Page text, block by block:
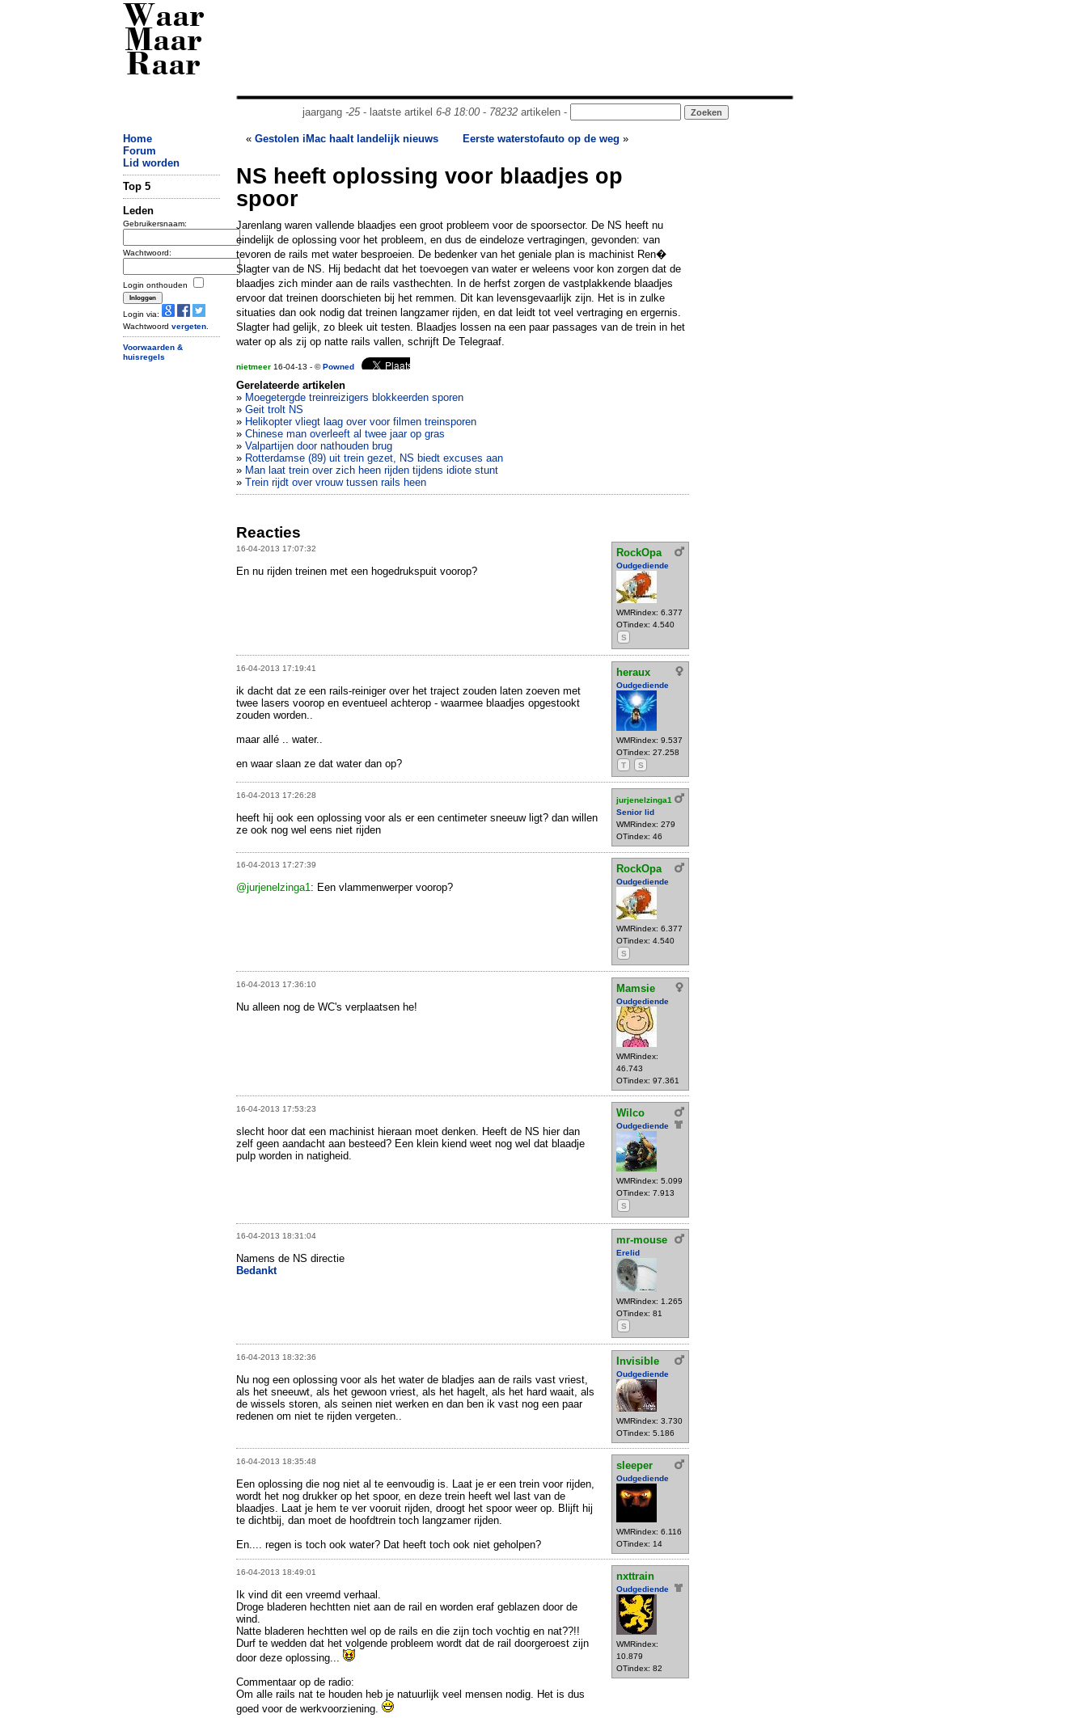
Waar
Maar
Raar
jaargang -25- laatste artikel 6-8 18:00- 78232artikelen -
Home
Forum
Lid worden
Top 5
Leden
Gebruikersnaam:
Wachtwoord:
Login onthouden
Login via:
Wachtwoord vergeten
Voorwaarden &
huisregels
« Gestolen iMac haalt landelijk nieuws Eerste waterstofauto op de weg »
NS heeft oplossing voor blaadjes op
spoor
Jarenlang waren vallende blaadjes een groot probleem voor de spoorsector. De NS heeft nu
eindelijk de oplossing voor het probleem, en dus de eindeloze vertragingen, gevonden: van
tevoren de rails met water besproeien. De bedenker van het geniale plan is machinist Ren�
Slagter van de NS. Hij bedacht dat het toevoegen van water er weleens voor kon zorgen dat de
blaadjes zich minder aan de rails vasthechten. In de herfst zorgen de vastplakkende blaadjes
ervoor dat treinen doorschieten bij het remmen. Dit kan levensgevaarlijk zijn. Het is in zulke
situaties dan ook nodig dat treinen langzamer rijden, en dat leidt tot veel vertraging en ergernis.
Slagter had gelijk, zo bleek uit testen. Blaadjes lossen na een paar passages van de trein in het
water op als zij op natte rails vallen, schrijft De Telegraaf.
nietmeer 16-04-13 - ©Powned
Gerelateerde artikelen
» Moegetergde treinreizigers blokkeerden sporen
» Geit trolt NS
» Helikopter vliegt laag over voor filmen treinsporen
» Chinese man overleeft al twee jaar op gras
» Valpartijen door nathouden brug
» Rotterdamse (89) uit trein gezet, NS biedt excuses aan
» Man laat trein over zich heen rijden tijdens idiote stunt
» Trein rijdt over vrouw tussen rails heen
Reacties
16-04-2013 17:07:32 RockOpa
Oudgediende
WMRindex: 6.377
OTindex: 4.540
S
En nu rijden treinen met een hogedrukspuit voorop?
16-04-2013 17:19:41 heraux
Oudgediende
WMRindex: 9.537
OTindex: 27.258
T
S
ik dacht dat ze een rails-reiniger over het traject zouden laten zoeven met
twee lasers voorop en eventueel achterop - waarmee blaadjes opgestookt
zouden worden..
maar allé .. water..
en waar slaan ze dat water dan op?
16-04-2013 17:26:28
jurjenelzinga1
Senior lid
WMRindex: 279
OTindex: 46
heeft hij ook een oplossing voor als er een centimeter sneeuw ligt? dan willen
ze ook nog wel eens niet rijden
16-04-2013 17:27:39 RockOpa
Oudgediende
WMRindex: 6.377
OTindex: 4.540
S
@jurjenelzinga1: Een vlammenwerper voorop?
16-04-2013 17:36:10 Mamsie
Oudgediende
WMRindex:
46.743
OTindex: 97.361
Nu alleen nog de WC's verplaatsen he!
16-04-2013 17:53:23 Wilco
Oudgediende
WMRindex: 5.099
OTindex: 7.913
S
slecht hoor dat een machinist hieraan moet denken. Heeft de NS hier dan
zelf geen aandacht aan besteed? Een klein kiend weet nog wel dat blaadje
pulp worden in natigheid.
16-04-2013 18:31:04 mr-mouse
Erelid
WMRindex: 1.265
OTindex: 81
S
Namens de NS directie
Bedankt
16-04-2013 18:32:36 Invisible
Oudgediende
WMRindex: 3.730
OTindex: 5.186
Nu nog een oplossing voor als het water de bladjes aan de rails vast vriest,
als het sneeuwt, als het gewoon vriest, als het hagelt, als het hard waait, als
de wissels storen, als seinen niet werken en dan ben ik vast nog een paar
redenen om niet te rijden vergeten..
16-04-2013 18:35:48 sleeper
Oudgediende
WMRindex: 6.116
OTindex: 14
Een oplossing die nog niet al te eenvoudig is. Laat je er een trein voor rijden,
wordt het nog drukker op het spoor, en deze trein heeft wel last van de
blaadjes. Laat je hem te ver vooruit rijden, droogt het spoor weer op. Blijft hij
te dichtbij, dan moet de hoofdtrein toch langzamer rijden.
En.... regen is toch ook water? Dat heeft toch ook niet geholpen?
16-04-2013 18:49:01 nxttrain
Oudgediende
WMRindex:
10.879
OTindex: 82
Ik vind dit een vreemd verhaal.
Droge bladeren hechtten niet aan de rail en worden eraf geblazen door de
wind.
Natte bladeren hechtten wel op de rails en die zijn toch vochtig en nat??!!
Durf te wedden dat het volgende probleem wordt dat de rail doorgeroest zijn
door deze oplossing...
Commentaar op de radio:
Om alle rails nat te houden heb je natuurlijk veel mensen nodig. Het is dus
goed voor de werkvoorziening.